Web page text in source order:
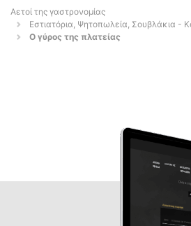
Αετοί της γαστρονομίας
Εστιατόρια, Ψητοπωλεία, Σουβλάκια -
Ο γύρος της πλατείας